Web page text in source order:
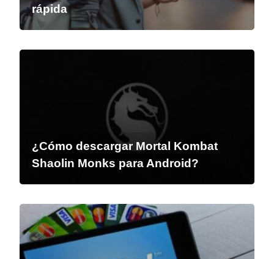
rápida
¿Cómo descargar Mortal Kombat
Shaolin Monks para Android?